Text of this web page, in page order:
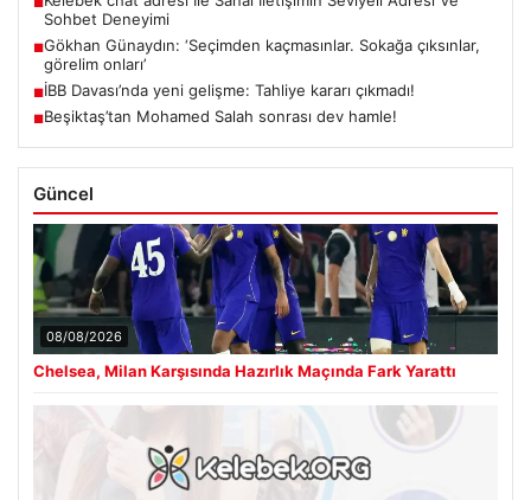
Sohbet Deneyimi
■Gökhan Günaydın: ‘Seçimden kaçmasınlar. Sokağa çıksınlar,
görelim onları’
■İBB Davası’nda yeni gelişme: Tahliye kararı çıkmadı!
■Beşiktaş’tan Mohamed Salah sonrası dev hamle!
Güncel
08/08/2026
Chelsea, Milan Karşısında Hazırlık Maçında Fark Yarattı